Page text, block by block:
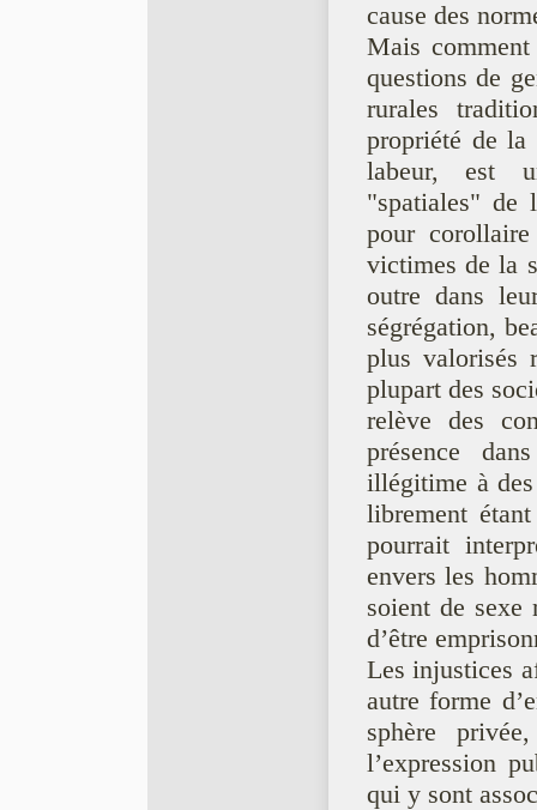
cause des
Mais comment
questions de
rurales
propriété de la
labeur, est
"spatiales" de
pour
victimes de la
outre dans
ségrégation,
plus valorisés
plupart des
relève des
présence
illégitime à
librement
pourrait
envers les
soient de sexe
d’être
Les injustices
autre forme
sphère
l’expression
qui y sont